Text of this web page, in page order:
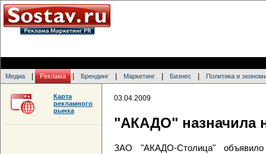
Медиа Реклама Брендинг Маркетинг Бизнес Политика и
03.04.2009
"АКАДО" назначила
ЗАО "АКАДО-Столица"
Карта
рекламного
рынка